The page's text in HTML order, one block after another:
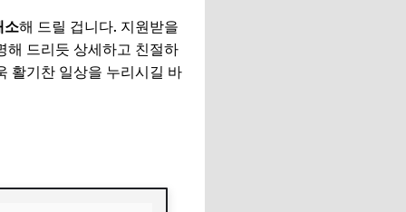
소해 드릴 겁니다. 지원받을
해 드리듯 상세하고 친절하
활기찬 일상을 누리시길 바